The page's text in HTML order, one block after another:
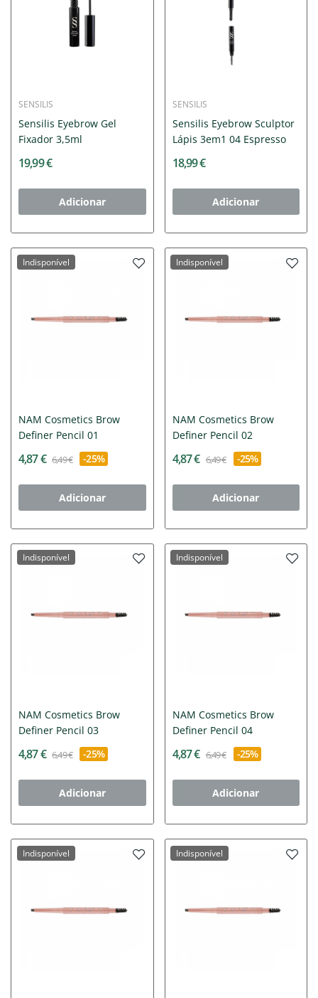
SENSILIS
Sensilis Eyebrow Gel
Fixador 3,5ml
19,99 €
Adicionar
SENSILIS
Sensilis Eyebrow Sculptor
Lápis 3em1 04 Espresso
18,99 €
Adicionar
Indisponível
NAM Cosmetics Brow
Definer Pencil 01
4,87 € 6,49 € -25%
Adicionar
Indisponível
NAM Cosmetics Brow
Definer Pencil 02
4,87 € 6,49 € -25%
Adicionar
Indisponível
NAM Cosmetics Brow
Definer Pencil 03
4,87 € 6,49 € -25%
Adicionar
Indisponível
NAM Cosmetics Brow
Definer Pencil 04
4,87 € 6,49 € -25%
Adicionar
Indisponível Indisponível